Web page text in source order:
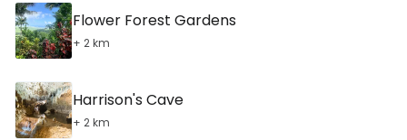
Flower Forest Gardens
+ 2 km
Harrison's Cave
+ 2 km